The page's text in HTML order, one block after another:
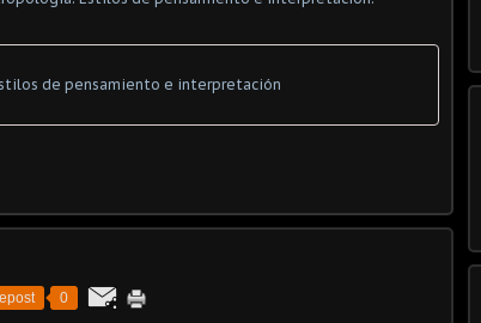
de pensamiento e interpretación
0